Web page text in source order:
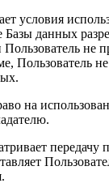
условия
данных
не
Пользователь
на
передачу